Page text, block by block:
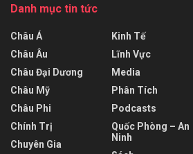
Danh mục tin tức
Châu Á
Châu Âu
Châu Đại Dương
Châu Mỹ
Châu Phi
Chính Trị
Chuyên Gia
Kinh Tế
Lĩnh Vực
Media
Phân Tích
Podcasts
Quốc Phòng – An
Ninh